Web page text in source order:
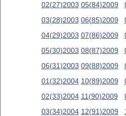
02(27)2003
03(28)2003
04(29)2003
05(30)2003
06(31)2003
01(32)2004
02(33)2004
03(34)2004
05(84)2009
06(85)2009
07(86)2009
08(87)2009
09(88)2009
10(89)2009
11(90)2009
12(91)2009